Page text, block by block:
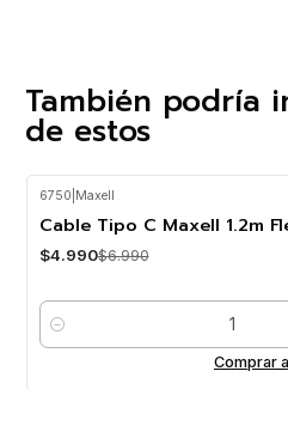
También podría
de estos
6750 Maxell
Cable Tipo C Maxell 1.2m
$4.990$6.990
Cantidad
Comprar